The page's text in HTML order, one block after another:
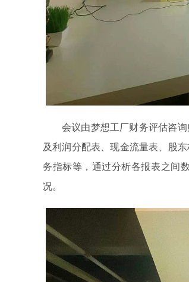
会议由梦想工厂财务评估咨
及利润分配表、现金流量表、股
务指标等，通过分析各报表之间
况。